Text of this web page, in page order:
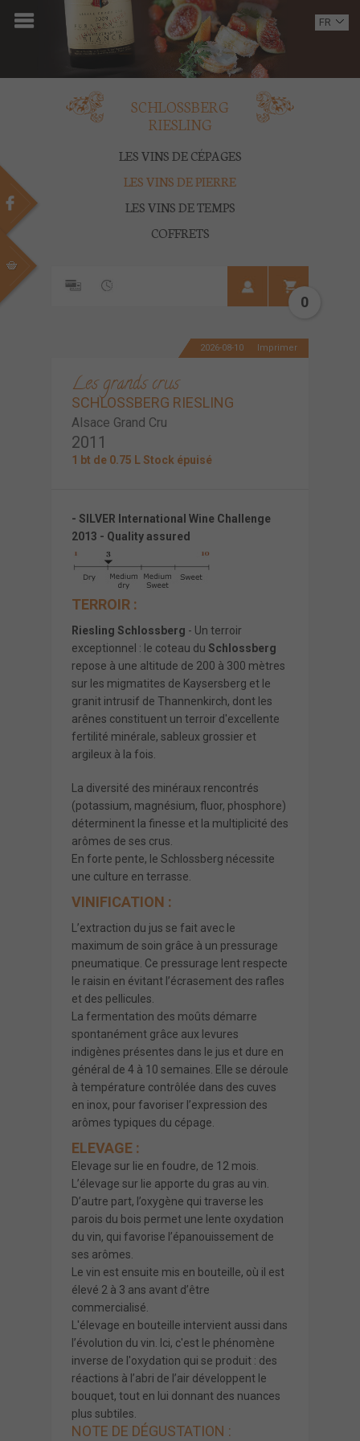
ACCUEIL
DOMAINE
VINS
MULTIMEDIA
CONTACT
FR
SCHLOSSBERG
RIESLING
LES VINS DE CÉPAGES
LES VINS DE PIERRE
LES VINS DE TEMPS
COFFRETS
0
2026-08-10 Imprimer
Les grands crus
SCHLOSSBERG RIESLING
Alsace Grand Cru
2011
1 bt de 0.75 L Stock épuisé
- SILVER International Wine Challenge
2013 - Quality assured
TERROIR :
Riesling Schlossberg - Un terroir
exceptionnel : le coteau du Schlossberg
repose à une altitude de 200 à 300 mètres
sur les migmatites de Kaysersberg et le
granit intrusif de Thannenkirch, dont les
arênes constituent un terroir d'excellente
fertilité minérale, sableux grossier et
argileux à la fois.
La diversité des minéraux rencontrés
(potassium, magnésium, fluor, phosphore)
déterminent la finesse et la multiplicité des
arômes de ses crus.
En forte pente, le Schlossberg nécessite
une culture en terrasse.
VINIFICATION :
L’extraction du jus se fait avec le
maximum de soin grâce à un pressurage
pneumatique. Ce pressurage lent respecte
le raisin en évitant l’écrasement des rafles
et des pellicules.
La fermentation des moûts démarre
spontanément grâce aux levures
indigènes présentes dans le jus et dure en
général de 4 à 10 semaines. Elle se déroule
à température contrôlée dans des cuves
en inox, pour favoriser l’expression des
arômes typiques du cépage.
ELEVAGE :
Elevage sur lie en foudre, de 12 mois.
L’élevage sur lie apporte du gras au vin.
D’autre part, l’oxygène qui traverse les
parois du bois permet une lente oxydation
du vin, qui favorise l’épanouissement de
ses arômes.
Le vin est ensuite mis en bouteille, où il est
élevé 2 à 3 ans avant d’être
commercialisé.
L'élevage en bouteille intervient aussi dans
l’évolution du vin. Ici, c'est le phénomène
inverse de l'oxydation qui se produit : des
réactions à l’abri de l’air développent le
bouquet, tout en lui donnant des nuances
plus subtiles.
NOTE DE DÉGUSTATION :